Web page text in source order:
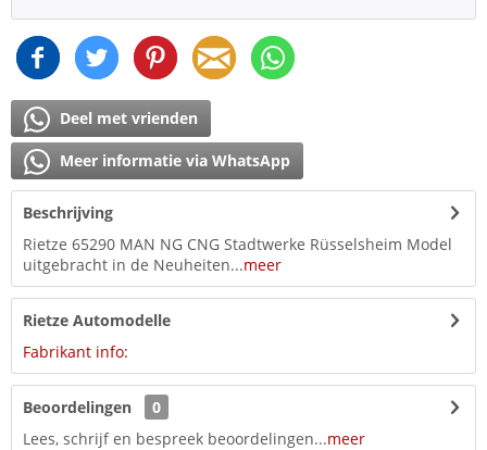
Deel met vrienden
Meer informatie via WhatsApp
Beschrijving
Rietze 65290 MAN NG CNG Stadtwerke Rüsselsheim Model
uitgebracht in de Neuheiten...meer
Rietze Automodelle
Fabrikant info:
Beoordelingen
0
Lees, schrijf en bespreek beoordelingen...meer